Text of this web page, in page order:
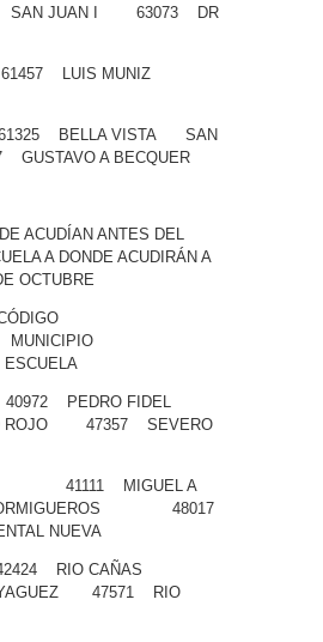
JUAN I 63073 DR
LUIS MUNIZ
BELLA VISTA SAN
A BECQUER
ACUDÍAN ANTES DEL
A DONDE ACUDIRÁN A
OCTUBRE
CÓDIGO
PEDRO FIDEL
ROJO 47357 SEVERO
41111 MIGUEL A
48017
NUEVA
RIO CAÑAS
47571 RIO